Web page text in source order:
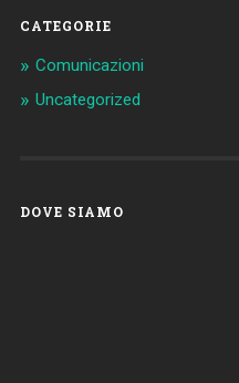
CATEGORIE
Comunicazioni
Uncategorized
DOVE SIAMO